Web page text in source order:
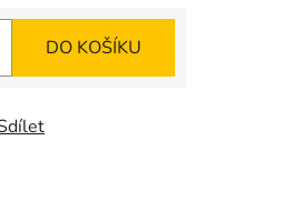
DO KOŠÍKU